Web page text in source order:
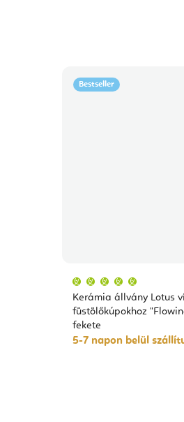
Bestseller
Kerámia állvány Lotus
füstölőkúpokhoz
fekete
átlagos
5-
csillag.
5-7 napon belül